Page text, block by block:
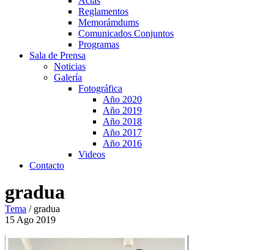
Reglamentos
Memorámdums
Comunicados Conjuntos
Programas
Sala de Prensa
Noticias
Galería
Fotográfica
Año 2020
Año 2019
Año 2018
Año 2017
Año 2016
Videos
Contacto
gradua
Tema / gradua
15 Ago 2019